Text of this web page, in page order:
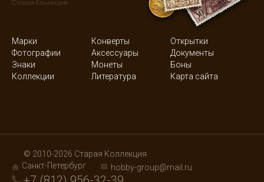
Марки Конверты
Открытки
Фотографии
Аксессуары
Документы
Знаки
Монеты
Боны
Коллекции
Литература Карта сайта
© 2010-2026 Старая Коллекция
Санкт-Петербург
hobby-group@mail.ru